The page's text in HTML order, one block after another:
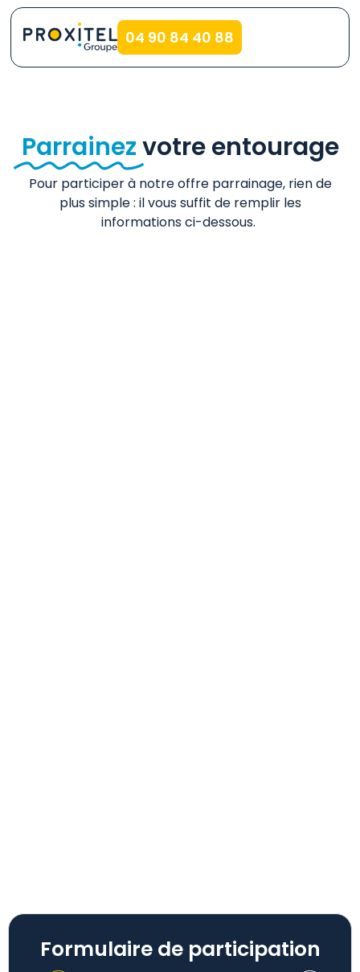
Parrainezvotre entourage
Pour participer à notre offre parrainage, rien de
plus simple : il vous suffit de remplir les
informations ci-dessous.
Formulaire de participation
04 90 84 40 88